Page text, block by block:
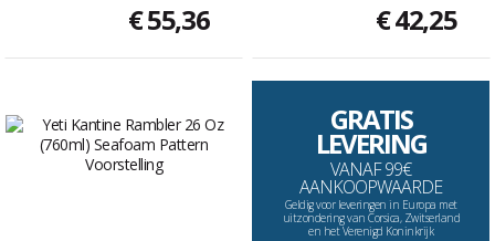
€ 55,36 € 42,25
GRATIS
LEVERING
VANAF 99€
AANKOOPWAARDE
Geldig voor leveringen in Europa met
uitzondering van Corsica, Zwitserland
en het Verenigd Koninkrijk